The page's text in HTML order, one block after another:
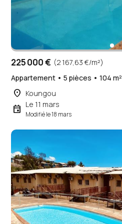
225 000 € (2 167,63 €/m²)
Appartement • 5 pièces • 104 m²
place Koungou
event Le 11 mars
Modifié le 18 mars